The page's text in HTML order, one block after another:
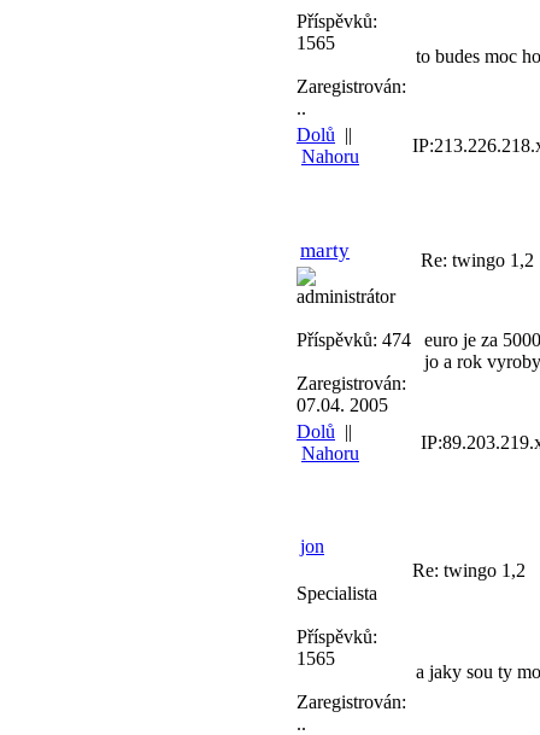
Příspěvků:
1565
Zaregistrován:
..
to budes moc
Dolů ||
Nahoru
marty
administrátor
Příspěvků: 474
Zaregistrován:
07.04. 2005
Re: twingo 1,2
euro je za
jo a rok
Dolů ||
Nahoru
jon
Specialista
Příspěvků:
1565
Zaregistrován:
..
Re: twingo 1,2
a jaky sou ty